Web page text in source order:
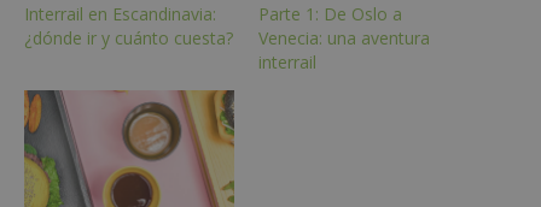
Interrail en Escandinavia:
¿dónde ir y cuánto cuesta?
Parte 1: De Oslo a
Venecia: una aventura
interrail